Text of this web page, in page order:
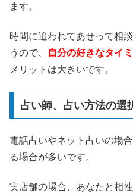
ます。
時間に追われてあせって相
うので、
自分の好きなタイ
メリットは大きいです。
占い師、占い方法の選
電話占いやネット占いの場
る場合が多いです。
実店舗の場合、あなたと相